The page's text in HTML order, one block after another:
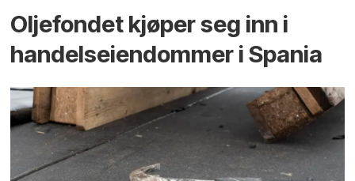
Oljefondet kjøper seg inn i
handels­eiendommer i Spania